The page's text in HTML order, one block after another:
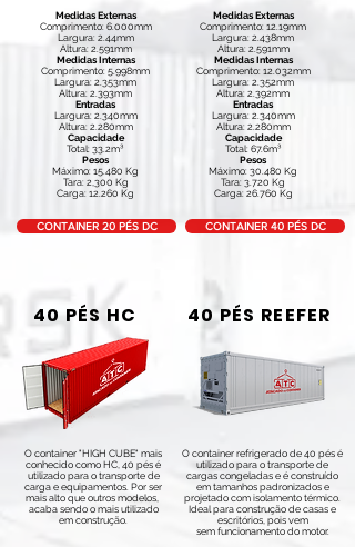
Medidas Externas
Comprimento: 6.000mm
Largura: 2.44mm
Altura: 2.591mm
Medidas Internas
Comprimento: 5.998mm
Largura: 2.353mm
Altura: 2.393mm
Entradas
Largura: 2.340mm
Altura: 2.280mm
Capacidade
Total: 33.2m³
Pesos
Máximo: 15.480 Kg
Tara: 2,300 Kg
Carga: 12.260 Kg
Medidas Externas
Comprimento: 12.19mm
Largura: 2.438mm
Altura: 2.591mm
Medidas Internas
Comprimento: 12.032mm
Largura: 2.352mm
Altura: 2.392mm
Entradas
Largura: 2.340mm
Altura: 2.280mm
Capacidade
Total: 67.6m³
Pesos
Máximo: 30.480 Kg
Tara: 3.720 Kg
Carga: 26.760 Kg
CONTAINER 20 PÉS DC CONTAINER 40 PÉS DC
40 PÉS HC 40 PÉS REEFER
O container "HIGH CUBE" mais
conhecido como HC, 40 pés é
utilizado para o transporte de
carga e equipamentos. Por ser
mais alto que outros modelos,
acaba sendo o mais utilizado
em construção.
O container refrigerado de 40 pés é
utilizado para o transporte de
cargas congeladas e é construído
em tamanhos padronizados e
projetado com isolamento térmico.
Ideal para construção de casas e
escritórios, pois vem
sem funcionamento do motor.